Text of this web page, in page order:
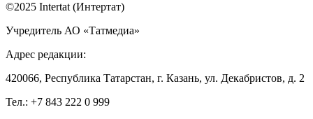
©2025 Intertat (Интертат)
Учредитель АО «Татмедиа»
Адрес редакции:
420066, Республика Татарстан, г. Казань, ул. Декабристов, д. 2
Тел.: +7 843 222 0 999